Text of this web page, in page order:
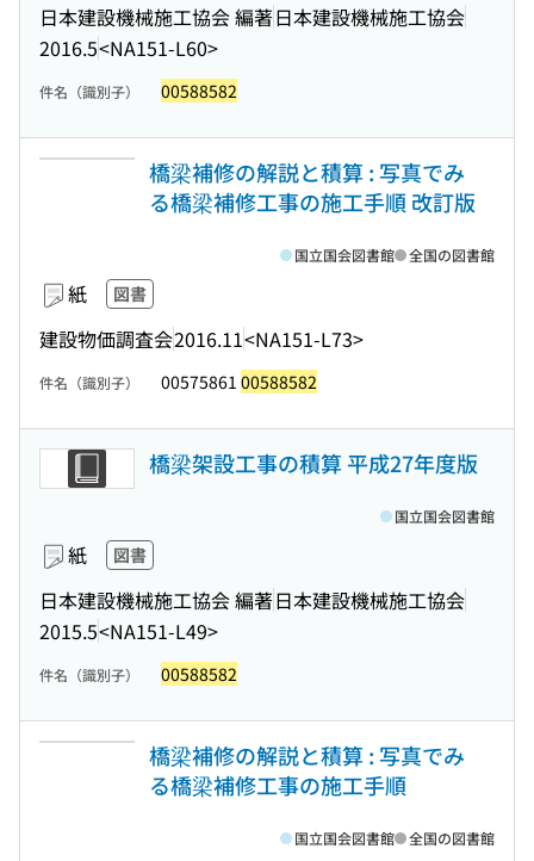
日本建設機械施工協会 編著日本建設機械施工協会
2016.5<NA151-L60>
件名（識別子） 00588582
橋梁補修の解説と積算 : 写真でみ
る橋梁補修工事の施工手順 改訂版
紙 図書
建設物価調査会2016.11<NA151-L73>
国立国会図書館 全国の図書館
件名（識別子） 00575861 00588582
橋梁架設工事の積算 平成27年度版
紙 図書
日本建設機械施工協会 編著日本建設機械施工協会
2015.5<NA151-L49>
国立国会図書館
件名（識別子） 00588582
橋梁補修の解説と積算 : 写真でみ
る橋梁補修工事の施工手順
国立国会図書館 全国の図書館